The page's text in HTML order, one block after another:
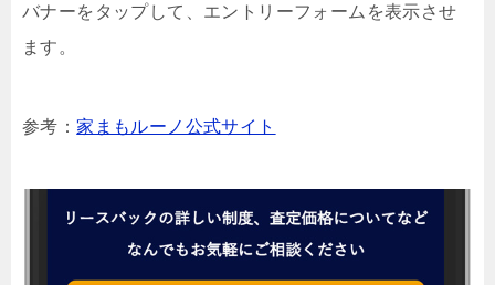
バナーをタップして、エントリーフォームを表示させ
ます。
参考：家まもルーノ公式サイト